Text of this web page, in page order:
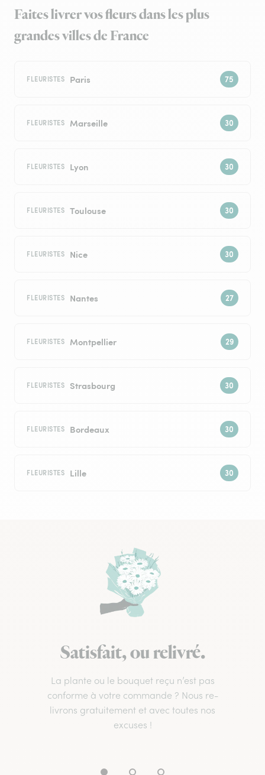
Faites livrer vos fleurs dans les plus
grandes villes de France
FLEURISTES Paris
FLEURISTES Marseille
FLEURISTES Lyon
FLEURISTES Toulouse
FLEURISTES Nice
FLEURISTES Nantes
FLEURISTES Montpellier
FLEURISTES Strasbourg
FLEURISTES Bordeaux
FLEURISTES Lille
Satisfait, ou relivré.
La plante ou le bouquet reçu n’est pas
conforme à votre commande ? Nous re-
livrons gratuitement et avec toutes nos
excuses !